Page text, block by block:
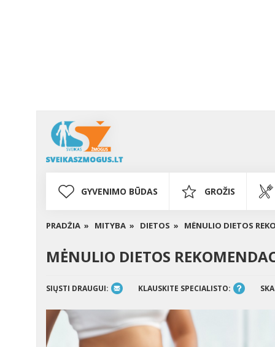
GYVENIMO BŪDAS GROŽIS
PRADŽIA » MITYBA » DIETOS » MĖNULIO DIETOS
MĖNULIO DIETOS
SIŲSTI DRAUGUI: KLAUSKITE SPECIALISTO: